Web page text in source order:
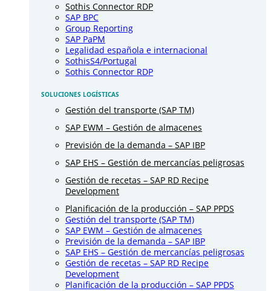
Sothis Connector RDP
SAP BPC
Group Reporting
SAP PaPM
Legalidad española e internacional
SothisS4/Portugal
Sothis Connector RDP
SOLUCIONES LOGÍSTICAS
Gestión del transporte (SAP TM)
SAP EWM – Gestión de almacenes
Previsión de la demanda – SAP IBP
SAP EHS – Gestión de mercancías peligrosas
Gestión de recetas – SAP RD Recipe
Development
Planificación de la producción – SAP PPDS
Gestión del transporte (SAP TM)
SAP EWM – Gestión de almacenes
Previsión de la demanda – SAP IBP
SAP EHS – Gestión de mercancías peligrosas
Gestión de recetas – SAP RD Recipe
Development
Planificación de la producción – SAP PPDS